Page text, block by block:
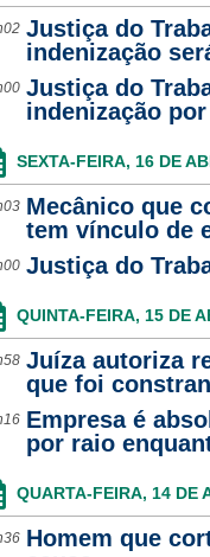
Justiça do
indenização
Justiça do
indenização
SEXTA-FEIRA, 16 DE
Mecânico que
tem vínculo de
Justiça do
QUINTA-FEIRA, 15 DE
Juíza autoriza
que foi
Empresa é
por raio
QUARTA-FEIRA, 14 DE
Homem que